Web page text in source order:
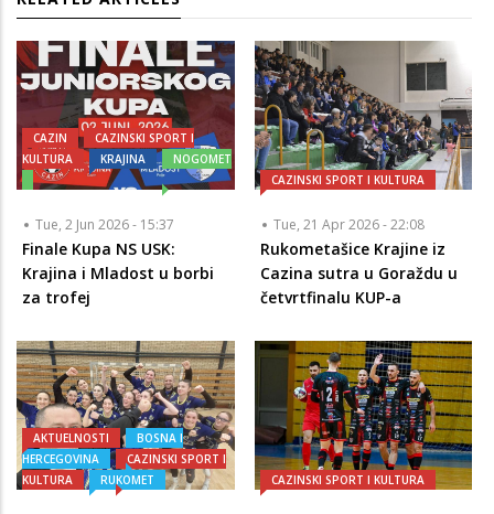
CAZIN
CAZINSKI SPORT I
KULTURA
KRAJINA NOGOMET
Tue, 2 Jun 2026 - 15:37
Finale Kupa NS USK:
Krajina i Mladost u borbi
za trofej
CAZINSKI SPORT I KULTURA
Tue, 21 Apr 2026 - 22:08
Rukometašice Krajine iz
Cazina sutra u Goraždu u
četvrtfinalu KUP-a
AKTUELNOSTI
BOSNA I
HERCEGOVINA
CAZINSKI SPORT I
KULTURA
RUKOMET CAZINSKI SPORT I KULTURA